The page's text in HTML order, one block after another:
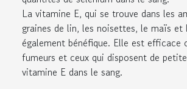
La vitamine E, qui se trouve dans les
graines de lin, les noisettes, le maïs et
également bénéfique. Elle est efficace
fumeurs et ceux qui disposent de
vitamine E dans le sang.